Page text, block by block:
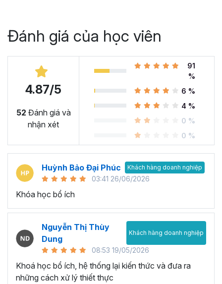
Đánh giá của học viên
4.87/5
52 Đánh giá và
nhận xét
91
%
6 %
4 %
0 %
0 %
Huỳnh Bảo Đại Phúc Khách hàng doanh nghiệp
03:41 26/06/2026
Khóa học bổ ích
Nguyễn Thị Thùy
Dung
Khách hàng doanh nghiệp
08:53 19/05/2026
Khoá học bổ ích, hệ thống lại kiến thức và đưa ra
những cách xử lý thiết thực